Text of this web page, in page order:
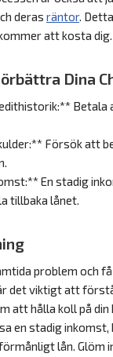
deras räntor.
att kosta dig.
Dina
Betala
Försök att
En stadig
tillbaka lånet.
problem och
det viktigt att
att hålla koll på
en stadig
lån. Glöm